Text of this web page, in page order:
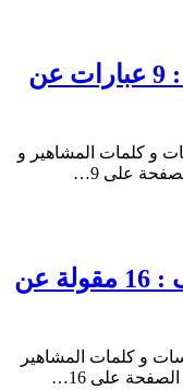
حكم و أقوال عن الممتع : 9 عبارات عن
و كلمات المشاهير و
على 9…
حكم و أقوال عن المخيف : 16 مقولة عن
و كلمات المشاهير
على 16…